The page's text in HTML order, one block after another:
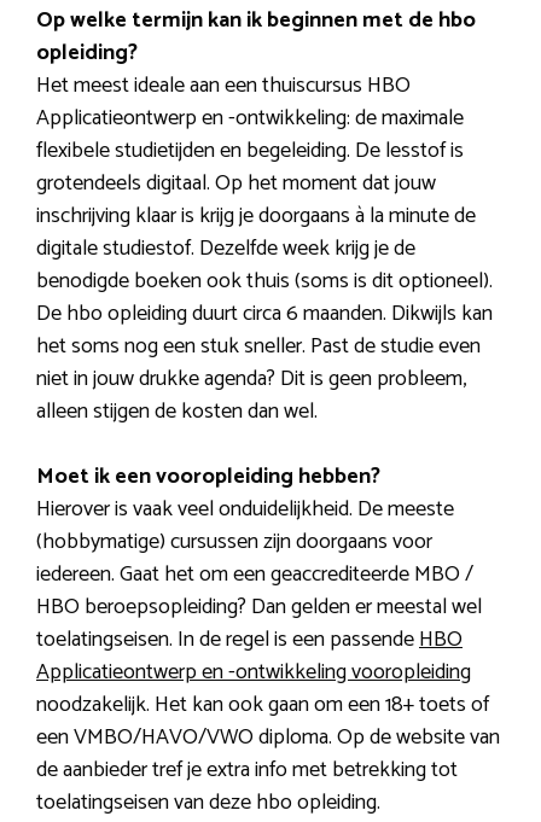
Op welke termijn kan ik beginnen met de hbo
opleiding?
Het meest ideale aan een thuiscursus HBO
Applicatieontwerp en -ontwikkeling: de maximale
flexibele studietijden en begeleiding. De lesstof is
grotendeels digitaal. Op het moment dat jouw
inschrijving klaar is krijg je doorgaans à la minute de
digitale studiestof. Dezelfde week krijg je de
benodigde boeken ook thuis (soms is dit optioneel).
De hbo opleiding duurt circa 6 maanden. Dikwijls kan
het soms nog een stuk sneller. Past de studie even
niet in jouw drukke agenda? Dit is geen probleem,
alleen stijgen de kosten dan wel.
Moet ik een vooropleiding hebben?
Hierover is vaak veel onduidelijkheid. De meeste
(hobbymatige) cursussen zijn doorgaans voor
iedereen. Gaat het om een geaccrediteerde MBO /
HBO beroepsopleiding? Dan gelden er meestal wel
toelatingseisen. In de regel is een passendeHBO
Applicatieontwerp en -ontwikkeling vooropleiding
noodzakelijk. Het kan ook gaan om een 18+ toets of
een VMBO/HAVO/VWO diploma. Op de website van
de aanbieder tref je extra info met betrekking tot
toelatingseisen van deze hbo opleiding.